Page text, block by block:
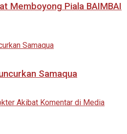
Memboyong Piala BAIMBAI
Samaqua